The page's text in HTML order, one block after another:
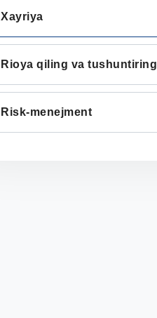
Xayriya
Rioya qiling va tushuntiring
Risk-menejment